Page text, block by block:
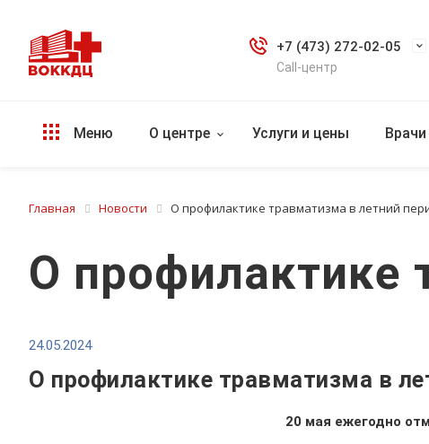
+7 (473) 272-02-05
Call-центр
Меню О центре Услуги и цены Врачи
Главная Новости О профилактике травматизма в летний
О профилактике
24.05.2024
О профилактике травматизма в
20 мая ежегодно